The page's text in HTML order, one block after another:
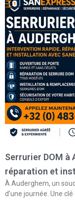
Serrurier DOM à
réparation et
À Auderghem, un
d’une journée. Une